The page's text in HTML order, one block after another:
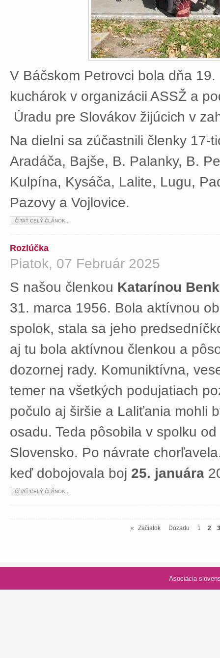
V Báčskom Petrovci bola dňa
kuchárok v organizácii ASSŽ a
Úradu pre Slovákov žijúcich v
Na dielni sa zúčastnili členky 17-
Aradáča, Bajše, B. Palanky, B.
Kulpína, Kysáča, Lalite, Lugu,
Pazovy a Vojlovice.
ČÍTAŤ CELÝ ČLÁNOK...
Rozlúčka
Piatok, 07 Február 2025
S našou členkou Katarínou
31. marca 1956. Bola aktívnou
spolok, stala sa jeho
aj tu bola aktívnou členkou a
dozornej rady. Komuniktívna,
temer na všetkých podujatiach
počulo aj širšie a Laliťania mohli
osadu. Teda pôsobila v spolku
Slovensko. Po návrate
keď dobojovala boj 25. januára
ČÍTAŤ CELÝ ČLÁNOK...
« Začiatok Dozadu 1 2 3
Asociácia slovenských